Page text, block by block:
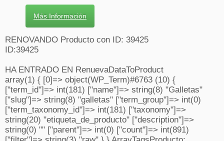
Más Información
RENOVANDO Producto con ID: 39425
ID:39425
HA ENTRADO EN RenuevaDataToProduct
array(1) { [0]=> object(WP_Term)#6763 (10) {
["term_id"]=> int(181) ["name"]=> string(8) "Galletas"
["slug"]=> string(8) "galletas" ["term_group"]=> int(0)
["term_taxonomy_id"]=> int(181) ["taxonomy"]=>
string(20) "etiqueta_de_producto" ["description"]=>
string(0) "" ["parent"]=> int(0) ["count"]=> int(891)